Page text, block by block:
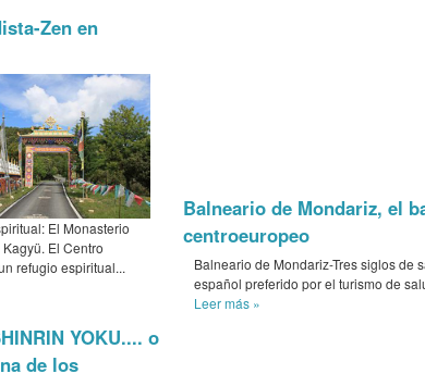
Zen en
El Monasterio
El Centro
refugio espiritual...
YOKU.... o
de los
Balneario de Mondariz, el
centroeuropeo
Balneario de Mondariz-Tres siglos de
español preferido por el turismo de
Leer más »